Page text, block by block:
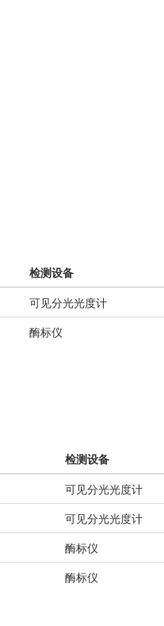
检测设备
可见分光光度计
酶标仪
检测设备
可见分光光度计
可见分光光度计
酶标仪
酶标仪